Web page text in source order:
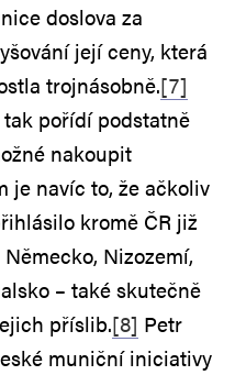
doslova za
její ceny, která
trojnásobně.[7]
pořídí podstatně
nakoupit
je navíc to, že ačkoliv
kromě ČR již
Nizozemí,
– také skutečně
příslib.[8] Petr
muniční iniciativy